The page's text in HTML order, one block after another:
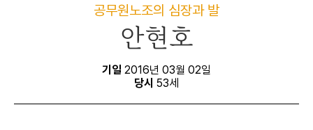
공무원노조의 심장과 발
안현호
기일 2016년 03월 02일
당시 53세